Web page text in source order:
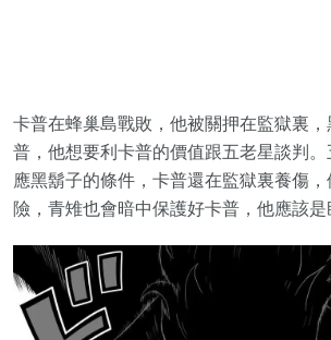
卡普在蜂巢島戰敗，他被關押在監獄裏
普，他想要利卡普的價值跟五老星談判
應黑鬍子的條件，卡普還在監獄裏養傷
險，青雉也會暗中保護好卡普，他應該是